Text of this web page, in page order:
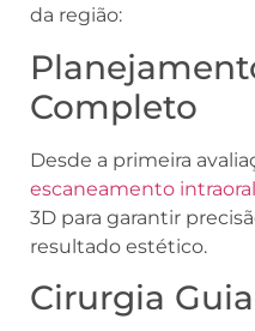
da região:
Completo
Desde a primeira
escaneamento intraoral
3D para garantir
resultado estético.
Cirurgia